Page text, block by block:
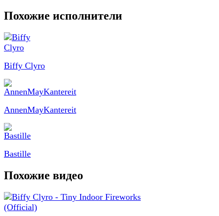
Похожие исполнители
Biffy Clyro
AnnenMayKantereit
Bastille
Похожие видео